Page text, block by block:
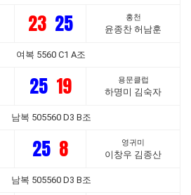
23 25 홍천
윤종찬 허남훈
여복 5560 C1 A조
25 19 용문클럽
하명미 김숙자
남복 505560 D3 B조
25 8 영귀미
이창우 김종산
남복 505560 D3 B조